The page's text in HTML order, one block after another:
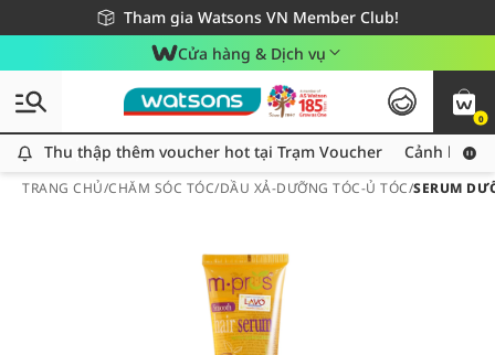
Tham gia Watsons VN Member Club!
Miễn phí giao hàng cho đơn hàng từ 249,000Đ
Giao hàng nhanh 24h - Áp dụng khu vực TP. Hồ Chí Minh
Cửa hàng & Dịch vụ
0
Thu thập thêm voucher hot tại Trạm Voucher
Thu thập thêm voucher hot tại Trạm Voucher Cảnh báo
TRANG CHỦ/CHĂM SÓC TÓC/DẦU XẢ-DƯỠNG TÓC-Ủ TÓC/SERUM